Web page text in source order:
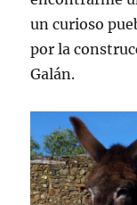
un curioso
por la
Galán.